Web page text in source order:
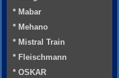
* Mabar
* Mehano
* Mistral Train
* Fleischmann
* OSKAR